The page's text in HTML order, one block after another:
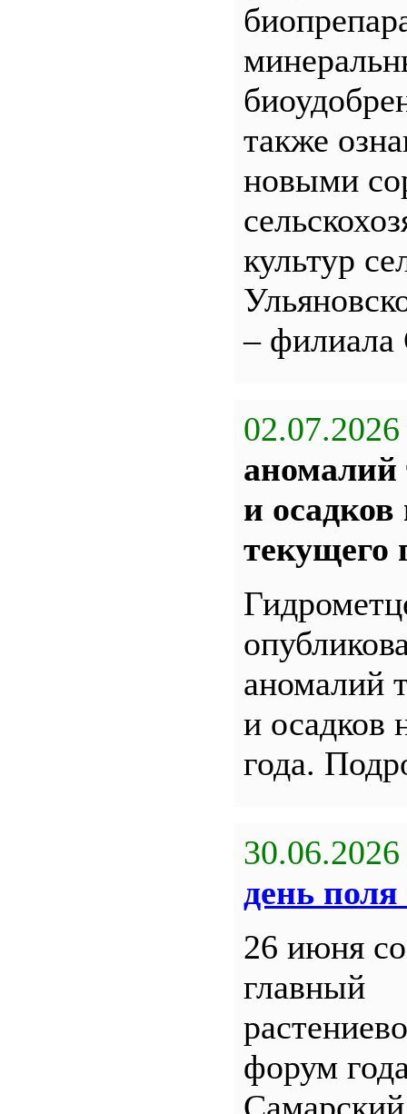
также
новыми
культур
–
02.07.2026
аномалий
и
текущего
аномалий
и осадков
года.
30.06.2026
день поля
26 июня
главный
форум